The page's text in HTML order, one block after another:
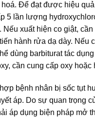
Để đạt được hiệu
5 lần lượng
Nếu xuất hiện co giật,
hành rửa dạ dày. Nếu
dùng barbiturat tác
cần cung cấp oxy hoặc
bệnh nhân bị sốc tụt
áp. Do sự quan trọng
áp dụng biện pháp mở